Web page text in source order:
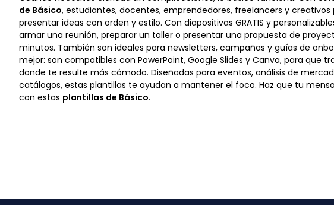
de Básico, estudiantes, docentes, emprendedores, freelancers y creativos
presentar ideas con orden y estilo. Con diapositivas GRATIS y
armar una reunión, preparar un taller o presentar una propuesta de
minutos. También son ideales para newsletters, campañas y guías de
mejor: son compatibles con PowerPoint, Google Slides y Canva, para que
donde te resulte más cómodo. Diseñadas para eventos, análisis de
catálogos, estas plantillas te ayudan a mantener el foco. Haz que tu
con estas plantillas de Básico.